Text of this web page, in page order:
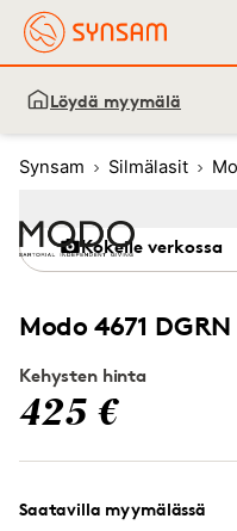
Löydä myymälä
Synsam Silmälasit
Modo 4671 DGRN
Kehysten hinta
425 €
Saatavilla myymälässä
Kokeile verkossa
Image